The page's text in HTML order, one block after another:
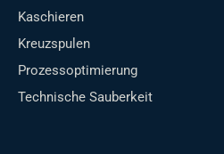
Kaschieren
Kreuzspulen
Prozessoptimierung
Technische Sauberkeit